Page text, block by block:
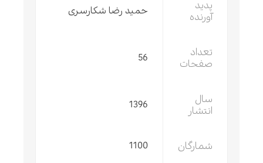
پدید
آورنده
حمید رضا شکارسری
تعداد
صفحات
56
سال
انتشار
1396
شمارگان 1100